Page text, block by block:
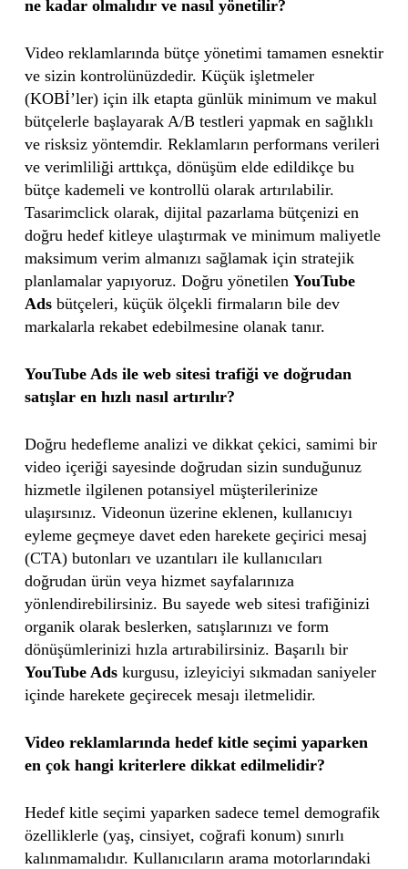
ne kadar olmalıdır ve nasıl yönetilir?
Video reklamlarında bütçe yönetimi tamamen esnektir
ve sizin kontrolünüzdedir. Küçük işletmeler
(KOBİ’ler) için ilk etapta günlük minimum ve makul
bütçelerle başlayarak A/B testleri yapmak en sağlıklı
ve risksiz yöntemdir. Reklamların performans verileri
ve verimliliği arttıkça, dönüşüm elde edildikçe bu
bütçe kademeli ve kontrollü olarak artırılabilir.
Tasarimclick olarak, dijital pazarlama bütçenizi en
doğru hedef kitleye ulaştırmak ve minimum maliyetle
maksimum verim almanızı sağlamak için stratejik
planlamalar yapıyoruz. Doğru yönetilen YouTube
Adsbütçeleri, küçük ölçekli firmaların bile dev
markalarla rekabet edebilmesine olanak tanır.
YouTube Ads ile web sitesi trafiği ve doğrudan
satışlar en hızlı nasıl artırılır?
Doğru hedefleme analizi ve dikkat çekici, samimi bir
video içeriği sayesinde doğrudan sizin sunduğunuz
hizmetle ilgilenen potansiyel müşterilerinize
ulaşırsınız. Videonun üzerine eklenen, kullanıcıyı
eyleme geçmeye davet eden harekete geçirici mesaj
(CTA) butonları ve uzantıları ile kullanıcıları
doğrudan ürün veya hizmet sayfalarınıza
yönlendirebilirsiniz. Bu sayede web sitesi trafiğinizi
organik olarak beslerken, satışlarınızı ve form
dönüşümlerinizi hızla artırabilirsiniz. Başarılı bir
YouTube Adskurgusu, izleyiciyi sıkmadan saniyeler
içinde harekete geçirecek mesajı iletmelidir.
Video reklamlarında hedef kitle seçimi yaparken
en çok hangi kriterlere dikkat edilmelidir?
Hedef kitle seçimi yaparken sadece temel demografik
özelliklerle (yaş, cinsiyet, coğrafi konum) sınırlı
kalınmamalıdır. Kullanıcıların arama motorlarındaki